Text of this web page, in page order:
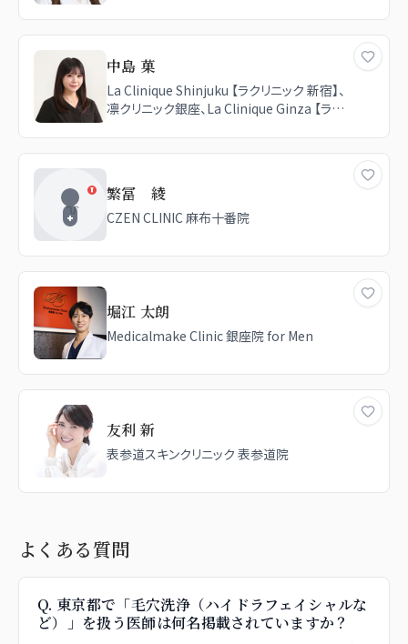
TCB東京中央美容外科 千葉駅前院
中島 菓
La Clinique Shinjuku 【ラクリニック 新宿】、
凛クリニック銀座、La Clinique Ginza 【ラク
繁冨 綾
CZEN CLINIC 麻布十番院
堀江 太朗
Medicalmake Clinic 銀座院 for Men
友利 新
表参道スキンクリニック 表参道院
よくある質問
Q. 東京都で「毛穴洗浄（ハイドラフェイシャルな
ど）」を扱う医師は何名掲載されていますか？